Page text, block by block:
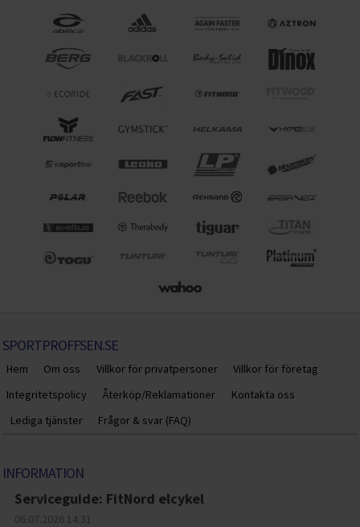
SPORTPROFFSEN.SE
Hem Om oss Villkor för privatpersoner
Villkor för företag
Integritetspolicy
Återköp/Reklamationer
Kontakta oss
Lediga tjänster
Frågor & svar (FAQ)
INFORMATION
Serviceguide: FitNord elcykel
06.07.2026 14.31